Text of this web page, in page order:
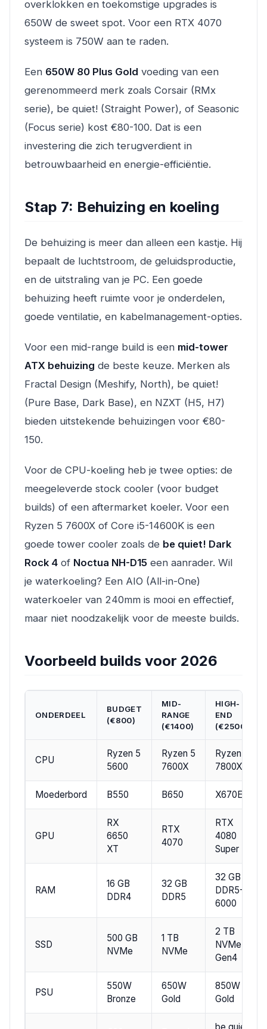
overklokken en toekomstige upgrades is
650W de sweet spot. Voor een RTX 4070
systeem is 750W aan te raden.
Een 650W 80 Plus Gold voeding van een
gerenommeerd merk zoals Corsair (RMx
serie), be quiet! (Straight Power), of Seasonic
(Focus serie) kost €80-100. Dat is een
investering die zich terugverdient in
betrouwbaarheid en energie-efficiëntie.
Stap 7: Behuizing en koeling
De behuizing is meer dan alleen een kastje. Hij
bepaalt de luchtstroom, de geluidsproductie,
en de uitstraling van je PC. Een goede
behuizing heeft ruimte voor je onderdelen,
goede ventilatie, en kabelmanagement-opties.
Voor een mid-range build is een mid-tower
ATX behuizing de beste keuze. Merken als
Fractal Design (Meshify, North), be quiet!
(Pure Base, Dark Base), en NZXT (H5, H7)
bieden uitstekende behuizingen voor €80-
150.
Voor de CPU-koeling heb je twee opties: de
meegeleverde stock cooler (voor budget
builds) of een aftermarket koeler. Voor een
Ryzen 5 7600X of Core i5-14600K is een
goede tower cooler zoals de be quiet! Dark
Rock 4 of Noctua NH-D15 een aanrader. Wil
je waterkoeling? Een AIO (All-in-One)
waterkoeler van 240mm is mooi en effectief,
maar niet noodzakelijk voor de meeste builds.
Voorbeeld builds voor 2026
ONDERDEEL
BUDGET
(€800)
MID-
RANGE
(€1400)
HIGH-
END
(€2500)
CPU
Ryzen 5
5600
Ryzen 5
7600X
Ryzen 7
7800X3D
Moederbord B550 B650 X670E
GPU
RX
6650
XT
RTX
4070
RTX
4080
Super
RAM
16 GB
DDR4
32 GB
DDR5
32 GB
DDR5-
6000
SSD
500 GB
NVMe
1 TB
NVMe
2 TB
NVMe
Gen4
PSU
550W
Bronze
650W
Gold
850W
Gold